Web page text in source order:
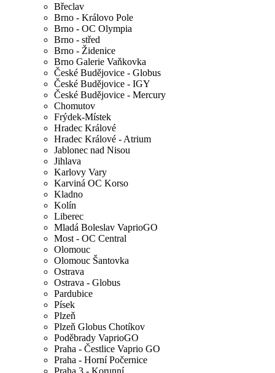
Břeclav
Brno - Královo Pole
Brno - OC Olympia
Brno - střed
Brno - Židenice
Brno Galerie Vaňkovka
České Budějovice - Globus
České Budějovice - IGY
České Budějovice - Mercury
Chomutov
Frýdek-Místek
Hradec Králové
Hradec Králové - Atrium
Jablonec nad Nisou
Jihlava
Karlovy Vary
Karviná OC Korso
Kladno
Kolín
Liberec
Mladá Boleslav VaprioGO
Most - OC Central
Olomouc
Olomouc Šantovka
Ostrava
Ostrava - Globus
Pardubice
Písek
Plzeň
Plzeň Globus Chotíkov
Poděbrady VaprioGO
Praha - Čestlice Vaprio GO
Praha - Horní Počernice
Praha 3 - Korunní